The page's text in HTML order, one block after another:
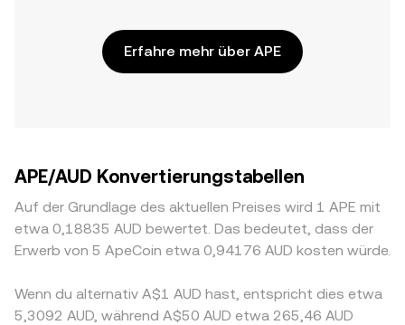
Erfahre mehr über APE
APE/AUD Konvertierungstabellen
Auf der Grundlage des aktuellen Preises wird 1 APE mit
etwa 0,18835 AUD bewertet. Das bedeutet, dass der
Erwerb von 5 ApeCoin etwa 0,94176 AUD kosten würde.
Wenn du alternativ A$1 AUD hast, entspricht dies etwa
5,3092 AUD, während A$50 AUD etwa 265,46 AUD